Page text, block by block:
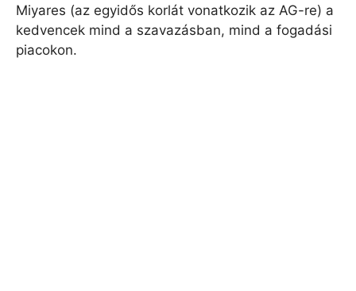
Miyares (az egyidős korlát vonatkozik az AG-re) a
kedvencek mind a szavazásban, mind a fogadási
piacokon.